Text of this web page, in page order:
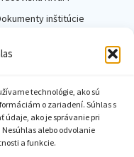
technológie, ako sú
o zariadení. Súhlas s
ako je správanie pri
alebo odvolanie
a funkcie.
inštitúcie